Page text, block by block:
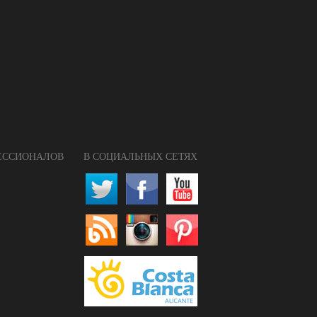
В СОЦИАЛЬНЫХ СЕТЯХ